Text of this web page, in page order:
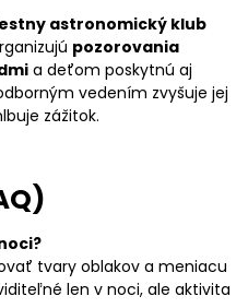
astronomický klub
pozorovania
a deťom poskytnú aj
vedením zvyšuje jej
zážitok.
tvary oblakov a meniacu
len v noci, ale aktivita